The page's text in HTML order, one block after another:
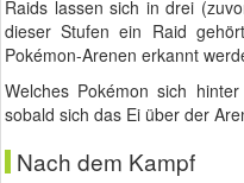
Raids lassen sich in drei
dieser Stufen ein Raid
Pokémon-Arenen erkannt
Welches Pokémon sich
sobald sich das Ei über der
Nach dem Kampf